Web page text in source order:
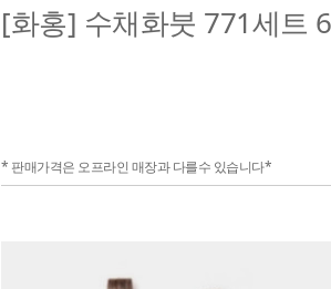
[화홍] 수채화붓 771세트
* 판매가격은 오프라인 매장과 다를수 있습니다*